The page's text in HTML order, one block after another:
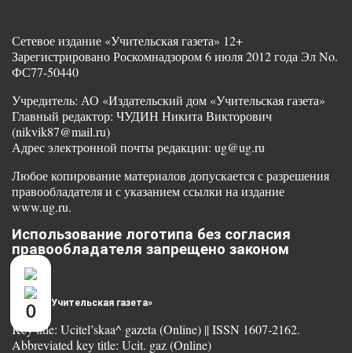
0
Сетевое издание «Учительская газета» 12+
Зарегистрировано Роскомнадзором 6 июля 2012 года Эл No.
ФС77-50440
Учредитель: АО «Издательский дом «Учительская газета»
Главный редактор: ЧУДИН Никита Викторович
(nikvik87@mail.ru)
Адрес электронной почты редакции: ug@ug.ru
Любое копирование материалов допускается с разрешения
правообладателя и с указанием ссылки на издание
www.ug.ru.
Использование логотипа без согласия
правообладателя запрещено законом
© 2025 «Учительская газета»
Key title: Ucitel’skaa^ gazeta (Online) || ISSN 1607-2162.
Abbreviated key title: Ucit. gaz (Online)